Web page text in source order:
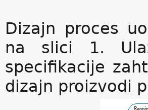
Dizajn proces
na slici 1.
specifikacije
dizajn proizvodi